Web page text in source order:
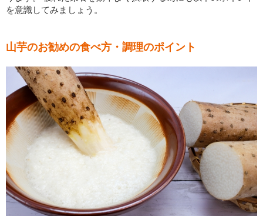
を意識してみましょう。
山芋のお勧めの食べ方・調理のポイント